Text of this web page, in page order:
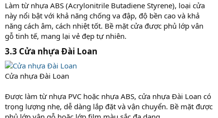
Làm từ nhựa ABS (Acrylonitrile Butadiene Styrene), loại cửa
này nổi bật với khả năng chống va đập, độ bền cao và khả
năng cách âm, cách nhiệt tốt. Bề mặt cửa được phủ lớp vân
gỗ tinh tế, mang lại vẻ đẹp tự nhiên.
3.3 Cửa nhựa Đài Loan​
Cửa nhựa Đài Loan
Được làm từ nhựa PVC hoặc nhựa ABS, cửa nhựa Đài Loan có
trọng lượng nhẹ, dễ dàng lắp đặt và vận chuyển. Bề mặt được